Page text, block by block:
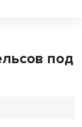
под